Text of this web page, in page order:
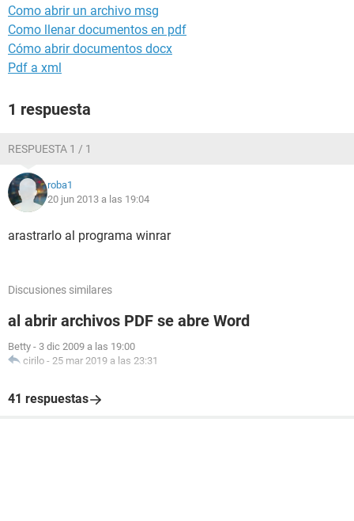
Como abrir un archivo msg
Como llenar documentos en pdf
Cómo abrir documentos docx
Pdf a xml
1 respuesta
RESPUESTA 1 / 1
roba1
20 jun 2013 a las 19:04
arastrarlo al programa winrar
Discusiones similares
al abrir archivos PDF se abre Word
Betty - 3 dic 2009 a las 19:00
cirilo - 25 mar 2019 a las 23:31
41 respuestas